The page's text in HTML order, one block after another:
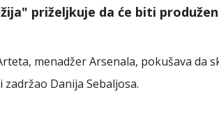
priželjkuje da će biti
menadžer Arsenala, pokušava da
zadržao Danija Sebaljosa.